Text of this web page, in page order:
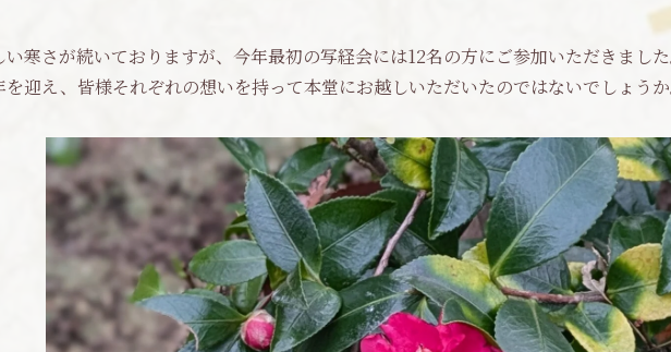
寒さが続いておりますが、今年最初の写経会には12名の方にご参加いただきまし
迎え、皆様それぞれの想いを持って本堂にお越しいただいたのではないでしょう